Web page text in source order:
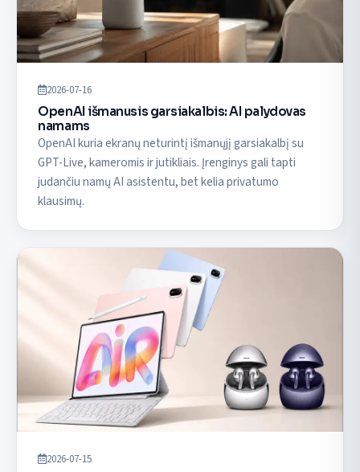
2026-07-16
OpenAI išmanusis garsiakalbis: AI palydovas
namams
OpenAI kuria ekranų neturintį išmanųjį garsiakalbį su
GPT-Live, kameromis ir jutikliais. Įrenginys gali tapti
judančiu namų AI asistentu, bet kelia privatumo
klausimų.
2026-07-15